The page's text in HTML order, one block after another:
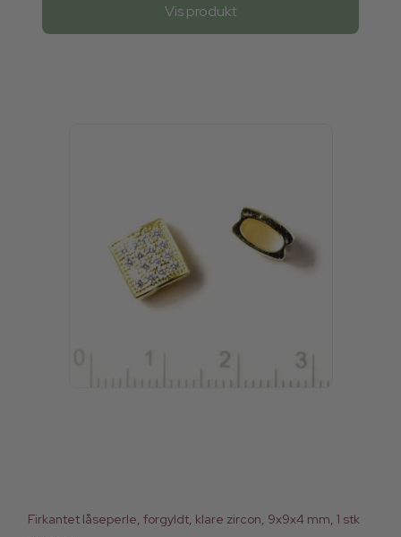
Vis produkt
Firkantet låseperle, forgyldt, klare zircon, 9x9x4 mm, 1 stk